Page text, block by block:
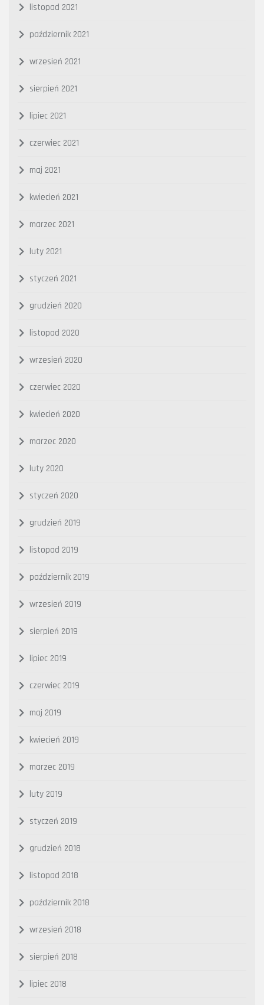
listopad 2021
październik 2021
wrzesień 2021
sierpień 2021
lipiec 2021
czerwiec 2021
maj 2021
kwiecień 2021
marzec 2021
luty 2021
styczeń 2021
grudzień 2020
listopad 2020
wrzesień 2020
czerwiec 2020
kwiecień 2020
marzec 2020
luty 2020
styczeń 2020
grudzień 2019
listopad 2019
październik 2019
wrzesień 2019
sierpień 2019
lipiec 2019
czerwiec 2019
maj 2019
kwiecień 2019
marzec 2019
luty 2019
styczeń 2019
grudzień 2018
listopad 2018
październik 2018
wrzesień 2018
sierpień 2018
lipiec 2018